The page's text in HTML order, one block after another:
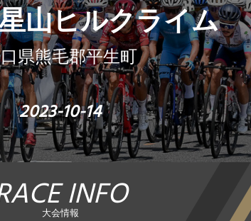
山ヒルクライム
県熊毛郡平生町
2023-10-14
INFO
大会情報